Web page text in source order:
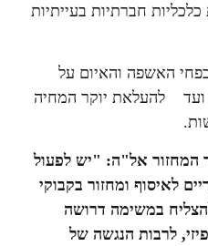
חברתיות בעייתיות
האשפה והאיום על
ועד להעלאת יוקר המחיה
המחזור אל"ה: "יש לפעול
לאיסוף ומחזור בקבוקי
במשימה דרושה
לרבות הנגשה של